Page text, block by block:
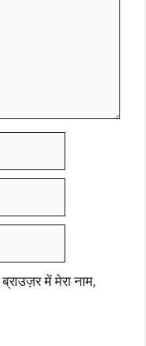
में मेरा नाम,